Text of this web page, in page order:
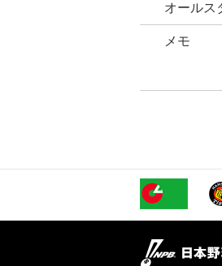
オールス
メモ